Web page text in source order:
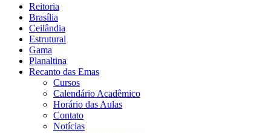
Reitoria
Brasília
Ceilândia
Estrutural
Gama
Planaltina
Recanto das Emas
Cursos
Calendário Acadêmico
Horário das Aulas
Contato
Notícias